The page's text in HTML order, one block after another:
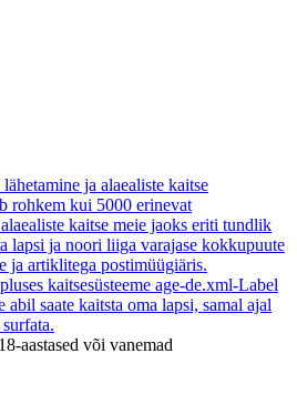
ja alaealiste kaitse
rohkem kui 5000 erinevat
kaitse meie jaoks eriti tundlik
lapsi ja noori liiga varajase kokkupuute
ja artiklitega postimüügiäris.
kaitsesüsteeme age-de.xml-Label
saate kaitsta oma lapsi, samal ajal
aastased või vanemad